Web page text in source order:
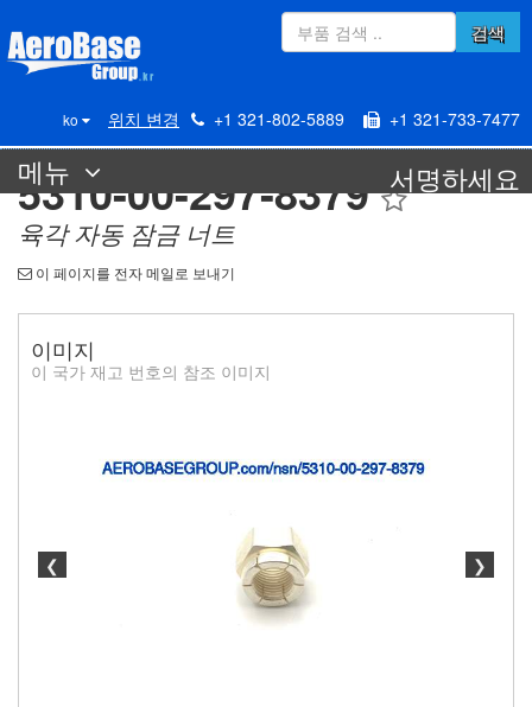
ko 위치 변경 +1 321-802-5889 +1 321-733-7477
검색
메뉴 서명하세요
5310-00-297-8379
육각 자동 잠금 너트
이 페이지를 전자 메일로 보내기
이미지
이 국가 재고 번호의 참조 이미지
❮ ❯